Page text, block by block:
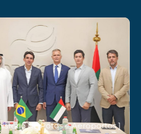
de Potos e Aeroportos ]